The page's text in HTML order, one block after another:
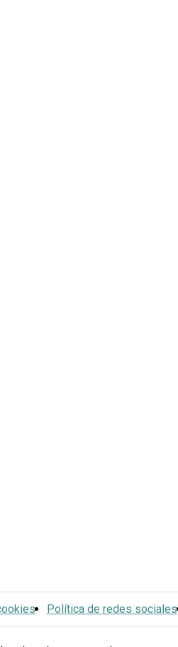
Política de redes sociales